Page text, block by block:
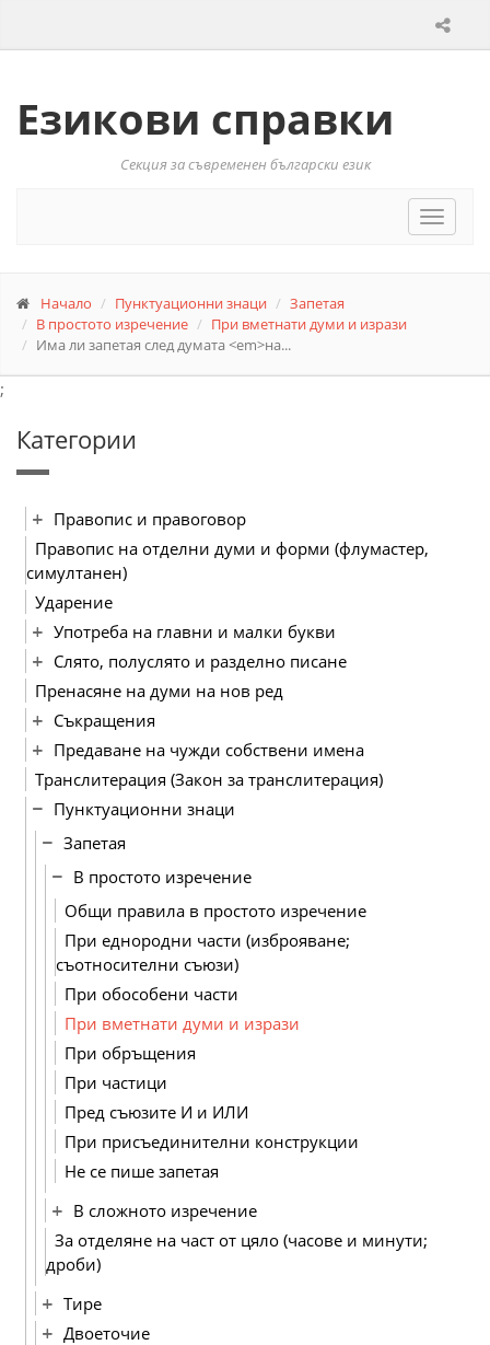
Езикови справки
Секция за съвременен български език
Toggle
Начало Пунктуационни знаци
Запетая
В простото изречение
При вметнати думи и изрази
Има ли запетая след думата <em>на...
;
Категории
Правопис и правоговор
Правопис на отделни думи и форми (флумастер,
симултанен)
Ударение
Употреба на главни и малки букви
Слято, полуслято и разделно писане
Пренасяне на думи на нов ред
Съкращения
Предаване на чужди собствени имена
Транслитерация (Закон за транслитерация)
Пунктуационни знаци
Запетая
В простото изречение
Общи правила в простото изречение
При еднородни части (изброяване;
съотносителни съюзи)
При обособени части
При вметнати думи и изрази
При обръщения
При частици
Пред съюзите И и ИЛИ
При присъединителни конструкции
Не се пише запетая
В сложното изречение
За отделяне на част от цяло (часове и минути;
дроби)
Тире
Двоеточие